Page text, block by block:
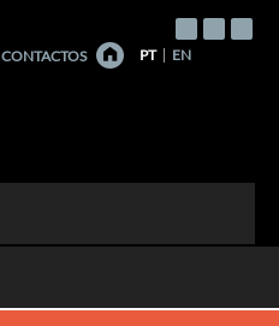
CONTACTOS PT EN